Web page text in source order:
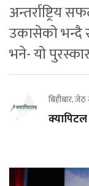
अन्तर्राष्ट्रिय
उकासेको भन्दै
भने- यो
बिहीबार,